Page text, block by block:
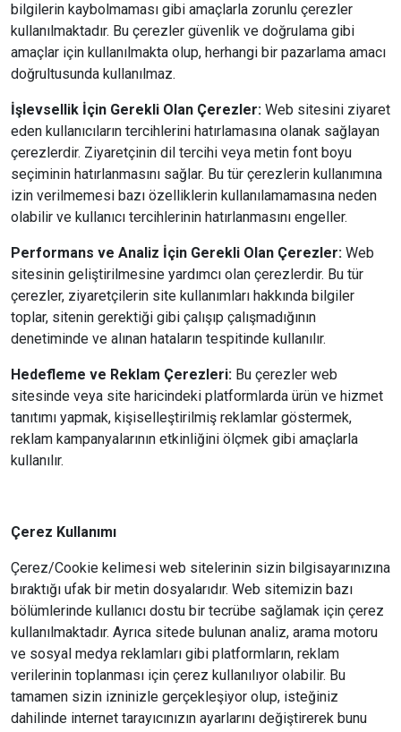
bilgilerin kaybolmaması gibi amaçlarla zorunlu çerezler
kullanılmaktadır. Bu çerezler güvenlik ve doğrulama gibi
amaçlar için kullanılmakta olup, herhangi bir pazarlama amacı
doğrultusunda kullanılmaz.
İşlevsellik İçin Gerekli Olan Çerezler: Web sitesini ziyaret
eden kullanıcıların tercihlerini hatırlamasına olanak sağlayan
çerezlerdir. Ziyaretçinin dil tercihi veya metin font boyu
seçiminin hatırlanmasını sağlar. Bu tür çerezlerin kullanımına
izin verilmemesi bazı özelliklerin kullanılamamasına neden
olabilir ve kullanıcı tercihlerinin hatırlanmasını engeller.
Performans ve Analiz İçin Gerekli Olan Çerezler: Web
sitesinin geliştirilmesine yardımcı olan çerezlerdir. Bu tür
çerezler, ziyaretçilerin site kullanımları hakkında bilgiler
toplar, sitenin gerektiği gibi çalışıp çalışmadığının
denetiminde ve alınan hataların tespitinde kullanılır.
Hedefleme ve Reklam Çerezleri: Bu çerezler web
sitesinde veya site haricindeki platformlarda ürün ve hizmet
tanıtımı yapmak, kişiselleştirilmiş reklamlar göstermek,
reklam kampanyalarının etkinliğini ölçmek gibi amaçlarla
kullanılır.
Çerez Kullanımı
Çerez/Cookie kelimesi web sitelerinin sizin bilgisayarınızına
bıraktığı ufak bir metin dosyalarıdır. Web sitemizin bazı
bölümlerinde kullanıcı dostu bir tecrübe sağlamak için çerez
kullanılmaktadır. Ayrıca sitede bulunan analiz, arama motoru
ve sosyal medya reklamları gibi platformların, reklam
verilerinin toplanması için çerez kullanılıyor olabilir. Bu
tamamen sizin izninizle gerçekleşiyor olup, isteğiniz
dahilinde internet tarayıcınızın ayarlarını değiştirerek bunu